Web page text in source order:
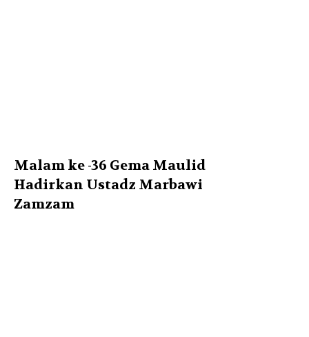
Malam ke -36 Gema Maulid
Hadirkan Ustadz Marbawi
Zamzam